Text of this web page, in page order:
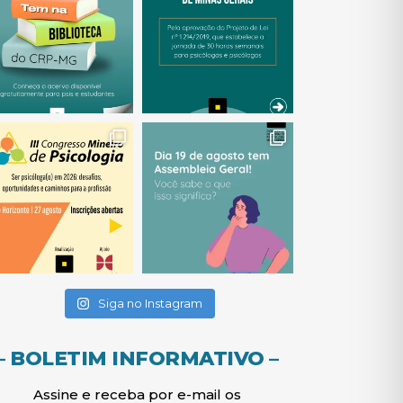
(abre em nova janela) (abre em nova janela)
Siga no Instagram(abre em nova janela)
BOLETIM INFORMATIVO –
Assine e receba por e-mail os